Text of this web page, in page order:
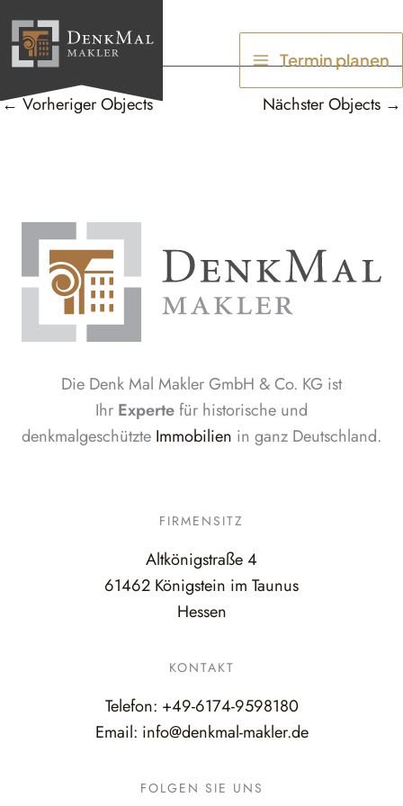
Inhalt
springen
Termin planen
←Vorheriger Objects Nächster Objects →
Die Denk Mal Makler GmbH & Co. KG ist
Ihr Expertefür historische und
denkmalgeschützte Immobilien in ganz Deutschland.
FIRMENSITZ
Altkönigstraße 4
61462 Königstein im Taunus
Hessen
KONTAKT
Telefon: +49-6174-9598180
Email: info@denkmal-makler.de
FOLGEN SIE UNS